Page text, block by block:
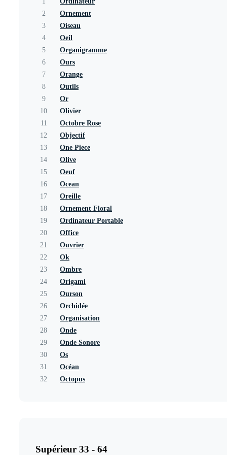
2
Ornement
3
Oiseau
4
Oeil
5
Organigramme
6
Ours
7
Orange
8
Outils
9
Or
10
Olivier
11
Octobre Rose
12
Objectif
13
One Piece
14
Olive
15
Oeuf
16
Ocean
17
Oreille
18
Ornement Floral
19
Ordinateur Portable
20
Office
21
Ouvrier
22
Ok
23
Ombre
24
Origami
25
Ourson
26
Orchidée
27
Organisation
28
Onde
29
Onde Sonore
30
Os
31
Océan
32
Octopus
Supérieur 33 - 64